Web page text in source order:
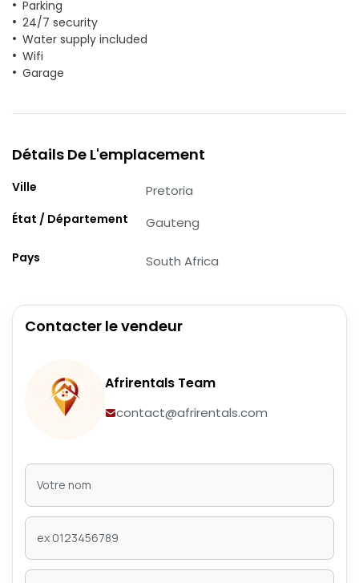
Parking
24/7 security
Water supply included
Wifi
Garage
Détails De L'emplacement
Ville Pretoria
État / Département Gauteng
Pays South Africa
Contacter le vendeur
Afrirentals Team
contact@afrirentals.com